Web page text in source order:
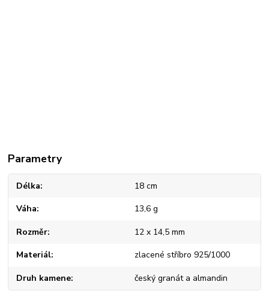
Parametry
Délka 18 cm
Váha 13,6 g
Rozměr 12 x 14,5 mm
Materiál zlacené stříbro 925/1000
Druh kamene český granát a almandin